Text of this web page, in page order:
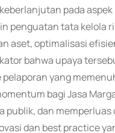
pada
penguatan tata kelola
aset, optimalisasi
bahwa upaya
yang
bagi Jasa
dan
dan best practice